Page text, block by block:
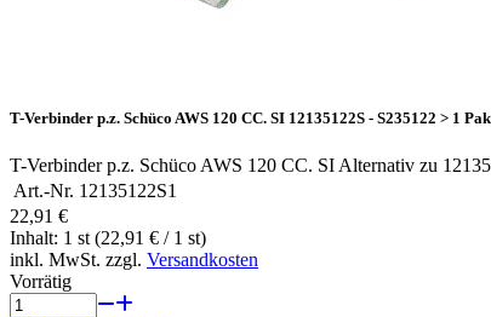
T-Verbinder p.z. Schüco AWS 120 CC. SI 12135122S - S235122 > 1
T-Verbinder p.z. Schüco AWS 120 CC. SI Alternativ zu
Art.-Nr. 12135122S1
22,91 €
Inhalt: 1 st (22,91 € / 1 st)
inkl. MwSt. zzgl. Versandkosten
Vorrätig